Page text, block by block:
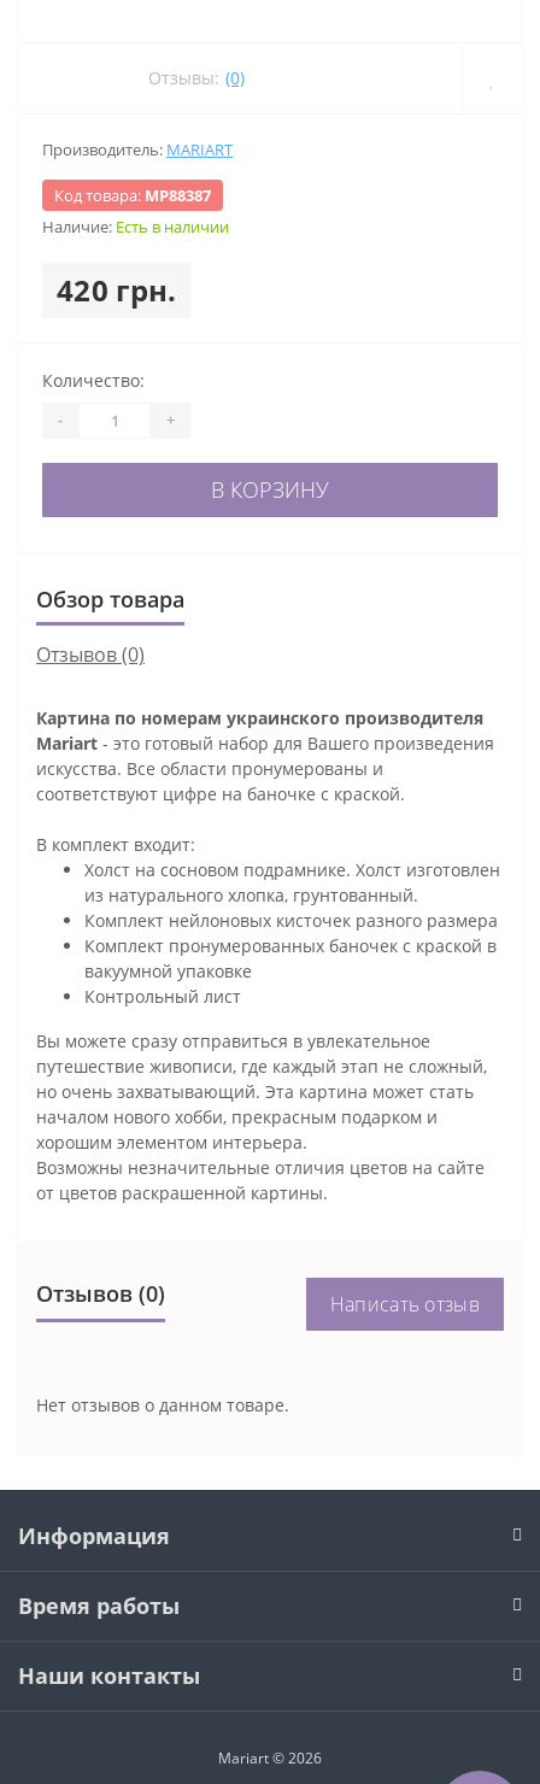
Отзывы: (0)
Производитель: MARIART
Код товара: МР88387
Наличие: Есть в наличии
420 грн.
Количество:
- +
В КОРЗИНУ
Обзор товара
Отзывов (0)
Картина по номерам украинского производителя
Mariart - это готовый набор для Вашего произведения
искусства. Все области пронумерованы и
соответствуют цифре на баночке с краской.
В комплект входит:
Холст на сосновом подрамнике. Холст изготовлен
из натурального хлопка, грунтованный.
Комплект нейлоновых кисточек разного размера
Комплект пронумерованных баночек с краской в
вакуумной упаковке
Контрольный лист
Вы можете сразу отправиться в увлекательное
путешествие живописи, где каждый этап не сложный,
но очень захватывающий. Эта картина может стать
началом нового хобби, прекрасным подарком и
хорошим элементом интерьера.
Возможны незначительные отличия цветов на сайте
от цветов раскрашенной картины.
Отзывов (0) Написать отзыв
Нет отзывов о данном товаре.
Информация
Время работы
Наши контакты
Mariart © 2026